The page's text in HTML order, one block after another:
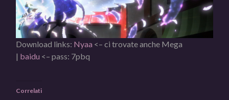
Download links: Nyaa <– ci trovate anche Mega
| baidu <– pass: 7pbq
Correlati